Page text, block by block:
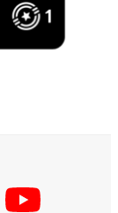
【Twitter】